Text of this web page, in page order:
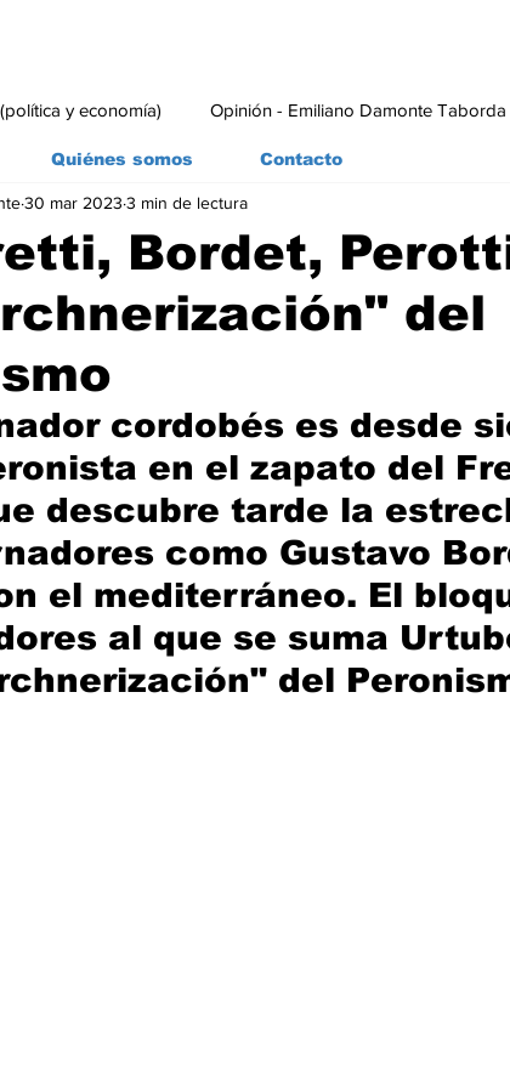
y economía) Opinión - Emiliano Damonte Taborda
Economía y Producción
Bordet,
del
30 mar 2023 3 min de lectura
cordobés es desde
en el zapato del
descubre tarde la
como Gustavo
el mediterráneo. El
al que se suma
del
Quiénes somos Contacto